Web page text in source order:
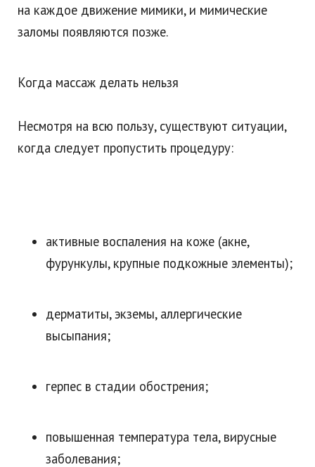
на каждое движение мимики, и мимические
заломы появляются позже.
Когда массаж делать нельзя
Несмотря на всю пользу, существуют ситуации,
когда следует пропустить процедуру:
активные воспаления на коже (акне,
фурункулы, крупные подкожные элементы);
дерматиты, экземы, аллергические
высыпания;
герпес в стадии обострения;
повышенная температура тела, вирусные
заболевания;